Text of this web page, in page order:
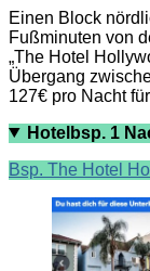
Einen Block
Fußminuten von
„The Hotel
Übergang
127€ pro Nacht
Hotelbsp. 1
Bsp. The Hotel